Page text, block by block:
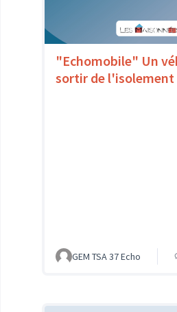
"Echomobile" Un
sortir de l'isolement
GEM TSA 37 Echo